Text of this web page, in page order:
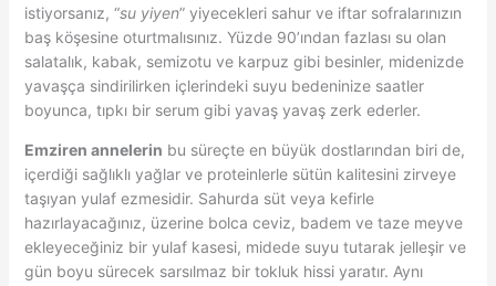
istiyorsanız, “su yiyen” yiyecekleri sahur ve iftar sofralarınızın
baş köşesine oturtmalısınız. Yüzde 90’ından fazlası su olan
salatalık, kabak, semizotu ve karpuz gibi besinler, midenizde
yavaşça sindirilirken içlerindeki suyu bedeninize saatler
boyunca, tıpkı bir serum gibi yavaş yavaş zerk ederler.
Emziren annelerin bu süreçte en büyük dostlarından biri de,
içerdiği sağlıklı yağlar ve proteinlerle sütün kalitesini zirveye
taşıyan yulaf ezmesidir. Sahurda süt veya kefirle
hazırlayacağınız, üzerine bolca ceviz, badem ve taze meyve
ekleyeceğiniz bir yulaf kasesi, midede suyu tutarak jelleşir ve
gün boyu sürecek sarsılmaz bir tokluk hissi yaratır. Aynı